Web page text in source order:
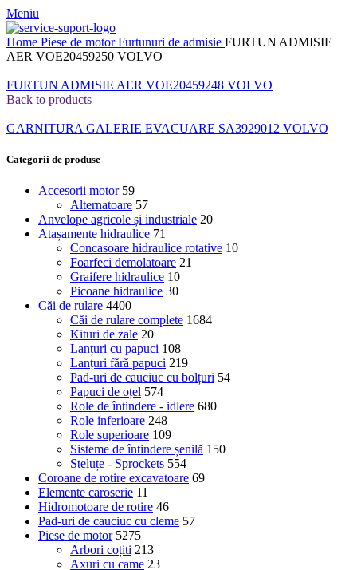
Meniu
Home Piese de motorFurtunuri de admisie FURTUN ADMISIE
AER VOE20459250 VOLVO
FURTUN ADMISIE AER VOE20459248 VOLVO
Back to products
GARNITURA GALERIE EVACUARE SA3929012 VOLVO
Categorii de produse
Accesorii motor 59
Alternatoare 57
Anvelope agricole și industriale 20
Atașamente hidraulice 71
Concasoare hidraulice rotative 10
Foarfeci demolatoare 21
Graifere hidraulice 10
Picoane hidraulice 30
Căi de rulare 4400
Căi de rulare complete 1684
Kituri de zale 20
Lanțuri cu papuci 108
Lanțuri fără papuci 219
Pad-uri de cauciuc cu bolțuri 54
Papuci de oțel 574
Role de întindere - idlere 680
Role inferioare 248
Role superioare 109
Sisteme de întindere șenilă 150
Steluțe - Sprockets 554
Coroane de rotire excavatoare 69
Elemente caroserie 11
Hidromotoare de rotire 46
Pad-uri de cauciuc cu cleme 57
Piese de motor 5275
Arbori coțiti 213
Axuri cu came 23